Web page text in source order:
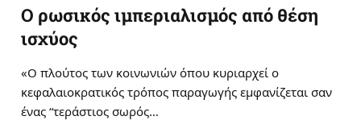
Ο ρωσικός ιμπεριαλισμός από θέση
ισχύος
«Ο πλούτος των κοινωνιών όπου κυριαρχεί ο
κεφαλαιοκρατικός τρόπος παραγωγής εμφανίζεται σαν
ένας “τεράστιος σωρός…